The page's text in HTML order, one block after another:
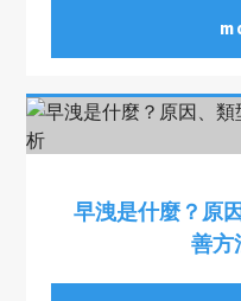
早洩是什麼？原
善方